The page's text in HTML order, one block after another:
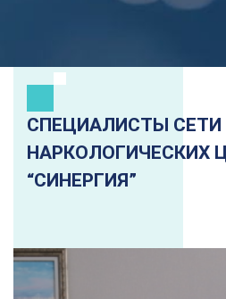
СПЕЦИАЛИСТЫ СЕТИ
НАРКОЛОГИЧЕСКИХ
“СИНЕРГИЯ”